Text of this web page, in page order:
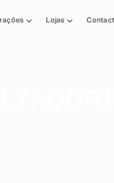
Lojas